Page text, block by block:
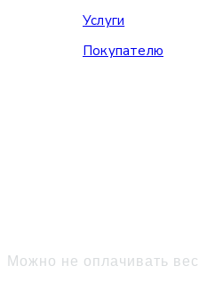
Услуги
Покупателю
Можно не оплачивать